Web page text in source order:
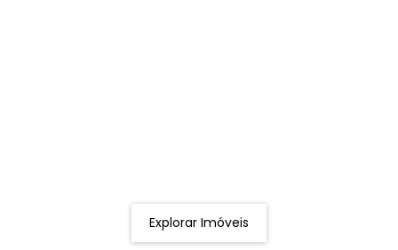
Explorar Imóveis